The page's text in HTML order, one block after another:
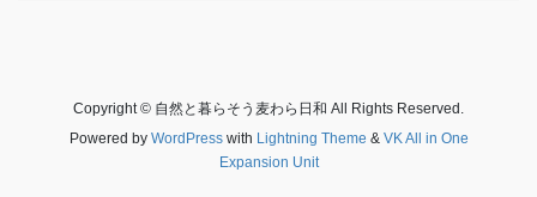
Copyright © 自然と暮らそう麦わら日和 All Rights Reserved.
Powered by WordPresswith Lightning Theme & VK All in One
Expansion Unit